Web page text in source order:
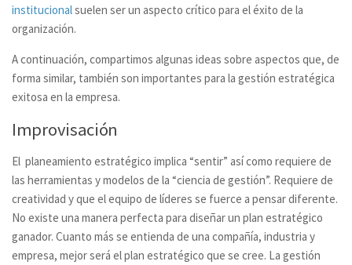
institucionalsuelen ser un aspecto crítico para el éxito de la
organización.
A continuación, compartimos algunas ideas sobre aspectos que, de
forma similar, también son importantes para la gestión estratégica
exitosa en la empresa.
Improvisación
El planeamiento estratégico implica “sentir” así como requiere de
las herramientas y modelos de la “ciencia de gestión”. Requiere de
creatividad y que el equipo de líderes se fuerce a pensar diferente.
No existe una manera perfecta para diseñar un plan estratégico
ganador. Cuanto más se entienda de una compañía, industria y
empresa, mejor será el plan estratégico que se cree. La gestión